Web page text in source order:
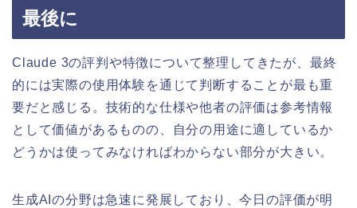
最後に
Claude 3の評判や特徴について整理してきたが、最終
的には実際の使用体験を通じて判断することが最も重
要だと感じる。技術的な仕様や他者の評価は参考情報
として価値があるものの、自分の用途に適しているか
どうかは使ってみなければわからない部分が大きい。
生成AIの分野は急速に発展しており、今日の評価が明